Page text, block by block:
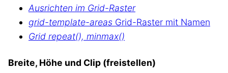
Ausrichten im Grid-Raster
grid-template-areas Grid-Raster mit Namen
Grid repeat(), minmax()
Breite, Höhe und Clip (freistellen)